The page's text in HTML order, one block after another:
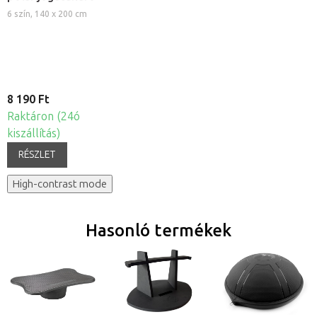
6 szín, 140 x 200 cm
8 190 Ft
Raktáron (24ó
kiszállítás)
RÉSZLET
High-contrast mode
Hasonló termékek